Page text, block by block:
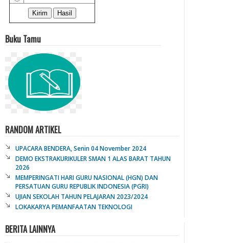
Buku Tamu
RANDOM ARTIKEL
UPACARA BENDERA, Senin 04 November 2024
DEMO EKSTRAKURIKULER SMAN 1 ALAS BARAT TAHUN
2026
MEMPERINGATI HARI GURU NASIONAL (HGN) DAN
PERSATUAN GURU REPUBLIK INDONESIA (PGRI)
UJIAN SEKOLAH TAHUN PELAJARAN 2023/2024
LOKAKARYA PEMANFAATAN TEKNOLOGI
BERITA LAINNYA